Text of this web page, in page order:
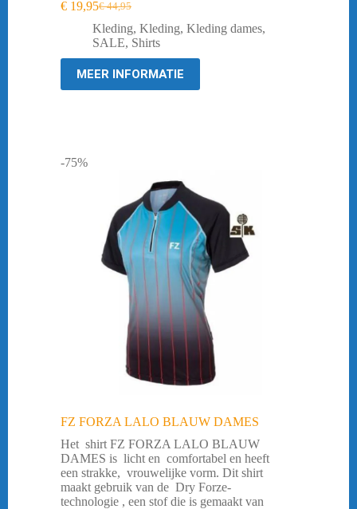
€44,95
Oorspronkelijke
prijs
was:
€ 44,95.
€ 19,95Huidige
prijs
is:
€ 19,95.
Kleding, Kleding, Kleding dames,
SALE, Shirts
MEER INFORMATIE
-75%
FZ FORZA LALO BLAUW DAMES
Het shirt FZ FORZA LALO BLAUW
DAMES is licht en comfortabel en heeft
een strakke, vrouwelijke vorm. Dit shirt
maakt gebruik van de Dry Forze-
technologie , een stof die is gemaakt van